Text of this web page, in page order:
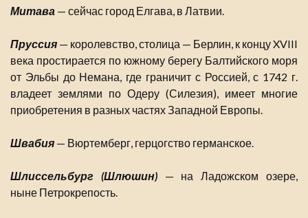
Митава — сейчас город Елгава, в Латвии.
Пруссия — королевство, столица — Берлин, к концу XVIII
века простирается по южному берегу Балтийского моря
от Эльбы до Немана, где граничит с Россией, с 1742 г.
владеет землями по Одеру (Силезия), имеет многие
приобретения в разных частях Западной Европы.
Швабия — Вюртемберг, герцогство германское.
Шлиссельбург (Шлюшин)— на Ладожском озере,
ныне Петрокрепость.